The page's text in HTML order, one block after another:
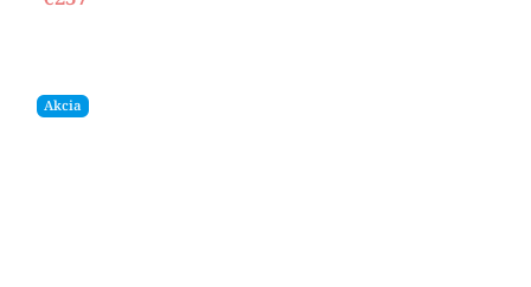
Akcia